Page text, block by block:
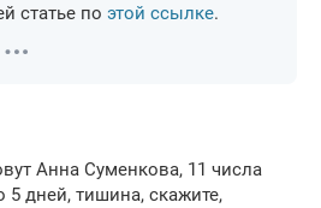
статье по этой ссылке.
Анна Суменкова, 11 числа
5 дней, тишина, скажите,